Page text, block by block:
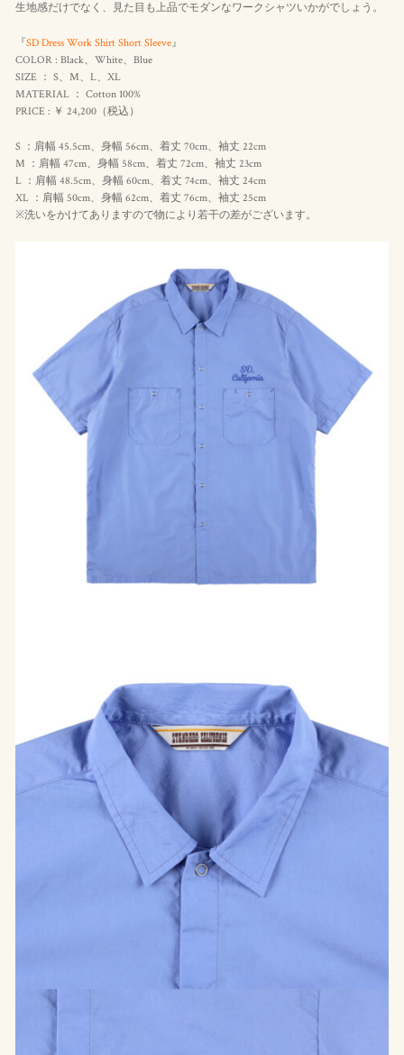
生地感だけでなく、見た目も上品でモダンなワークシャツいかがでしょう。
『SD Dress Work Shirt Short Sleeve』
COLOR : Black、White、Blue
SIZE ： S、M、L、XL
MATERIAL ： Cotton 100%
PRICE : ￥ 24,200（税込 ）
S ：肩幅 45.5cm、身幅 56cm、着丈 70cm、袖丈 22cm
M ：肩幅 47cm、身幅 58cm、着丈 72cm、袖丈 23cm
L ：肩幅 48.5cm、身幅 60cm、着丈 74cm、袖丈 24cm
XL ：肩幅 50cm、身幅 62cm、着丈 76cm、袖丈 25cm
※洗いをかけてありますので物により若干の差がございます。